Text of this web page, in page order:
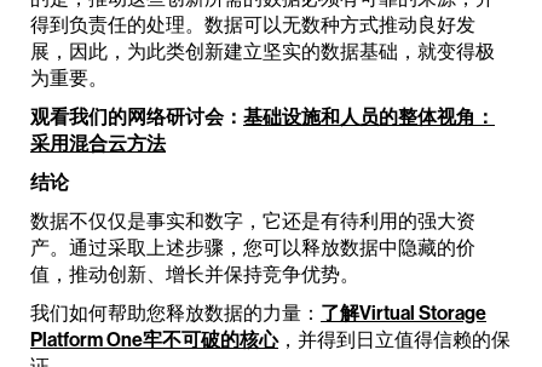
得到负责任的处理。数据可以无数种方式推动良好发
展，因此，为此类创新建立坚实的数据基础，就变得极
为重要。
观看我们的网络研讨会： 基础设施和人员的整体视角：
采用混合云方法
结论
数据不仅仅是事实和数字，它还是有待利用的强大资
产。通过采取上述步骤，您可以释放数据中隐藏的价
值，推动创新、增长并保持竞争优势。
我们如何帮助您释放数据的力量： 了解Virtual Storage
Platform One牢不可破的核心，并得到日立值得信赖的保